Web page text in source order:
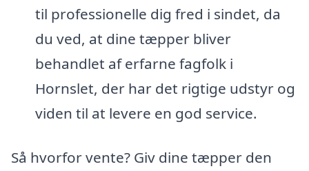
til professionelle dig fred i sindet, da
du ved, at dine tæpper bliver
behandlet af erfarne fagfolk i
Hornslet, der har det rigtige udstyr og
viden til at levere en god service.
Så hvorfor vente? Giv dine tæpper den